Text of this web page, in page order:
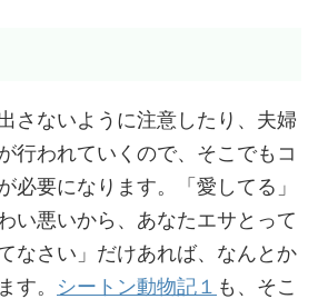
さないように注意したり、夫婦
行われていくので、そこでもコ
必要になります。「愛してる」
い悪いから、あなたエサとって
なさい」だけあれば、なんとか
す。 シートン動物記１ も、そこ